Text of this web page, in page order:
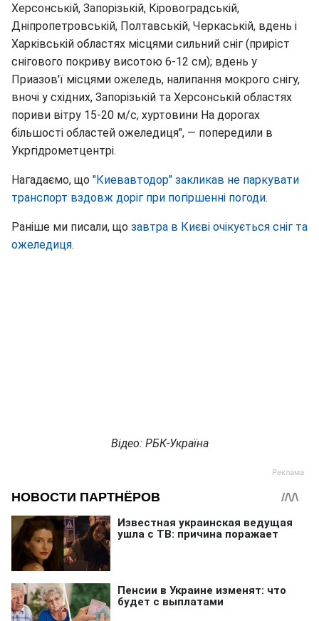
Херсонській, Запорізькій, Кіровоградській,
Дніпропетровській, Полтавській, Черкаській, вдень і
Харківській областях місцями сильний сніг (приріст
снігового покриву висотою 6-12 см); вдень у
Приазов'ї місцями ожеледь, налипання мокрого снігу,
вночі у східних, Запорізькій та Херсонській областях
пориви вітру 15-20 м/с, хуртовини На дорогах
більшості областей ожеледиця", — попередили в
Укргідрометцентрі.
Нагадаємо, що "Киевавтодор" закликав не паркувати
транспорт вздовж доріг при погіршенні погоди.
Раніше ми писали, що завтра в Києві очікується сніг та
ожеледиця.
Відео: РБК-Україна